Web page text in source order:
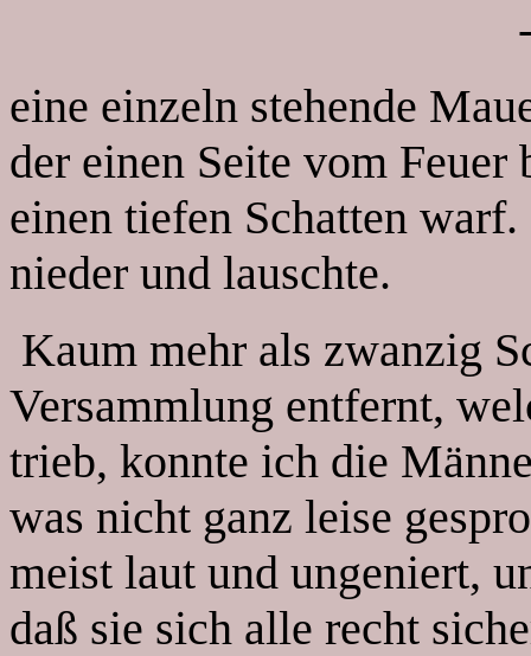
eine einzeln stehende
der einen Seite vom Feuer
einen tiefen Schatten
nieder und lauschte.
Kaum mehr als zwanzig
Versammlung entfernt,
trieb, konnte ich die
was nicht ganz leise
meist laut und ungeniert,
daß sie sich alle recht